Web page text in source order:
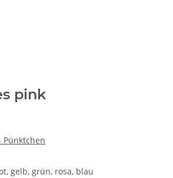
pink
Pünktchen
gelb, grün, rosa, blau